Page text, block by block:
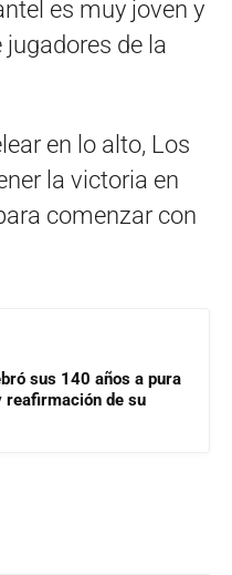
es muy joven y
de la
en lo alto, Los
la victoria en
comenzar con
sus 140 años a pura
reafirmación de su